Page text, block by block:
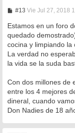
#13M
n
a
j
e
Vie Jul 27, 2018
Estamos en un foro
quedado
cocina y limpiando la
La verdad no
la vida se la suda
Con dos millones de
entre los 4 mejores
dineral, cuando
Don Nadies de 18